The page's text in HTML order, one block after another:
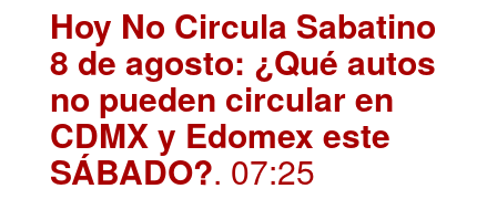
Hoy No Circula Sabatino
8 de agosto: ¿Qué autos
no pueden circular en
CDMX y Edomex este
SÁBADO?. 07:25